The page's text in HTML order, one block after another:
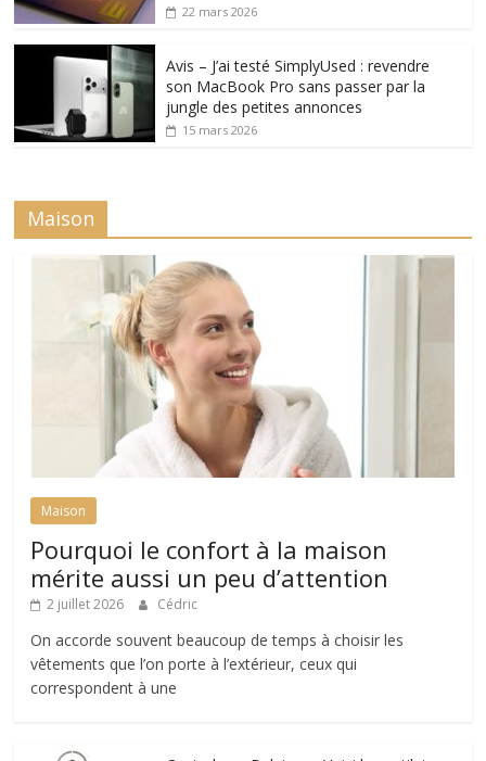
22 mars 2026
Avis – J’ai testé SimplyUsed : revendre
son MacBook Pro sans passer par la
jungle des petites annonces
15 mars 2026
Maison
Maison
Pourquoi le confort à la maison
mérite aussi un peu d’attention
2 juillet 2026 Cédric
On accorde souvent beaucoup de temps à choisir les
vêtements que l’on porte à l’extérieur, ceux qui
correspondent à une